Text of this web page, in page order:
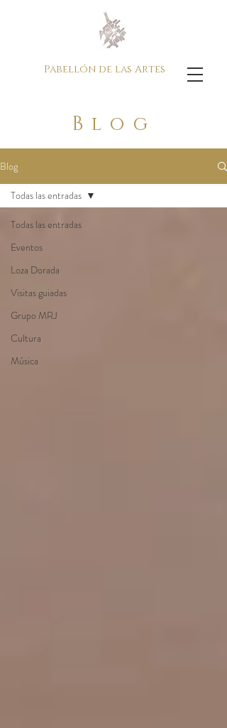
Pabellón de las Artes
Blog
Blog
Todas las entradas
Eventos
Loza Dorada
Visitas guiadas
Grupo MRJ
Cultura
Música
Todas las entradas